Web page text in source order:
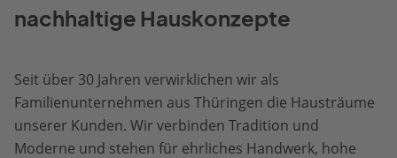
nachhaltige Hauskonzepte
Seit über 30 Jahren verwirklichen wir als
Familienunternehmen aus Thüringen die Hausträume
unserer Kunden. Wir verbinden Tradition und
Moderne und stehen für ehrliches Handwerk, hohe